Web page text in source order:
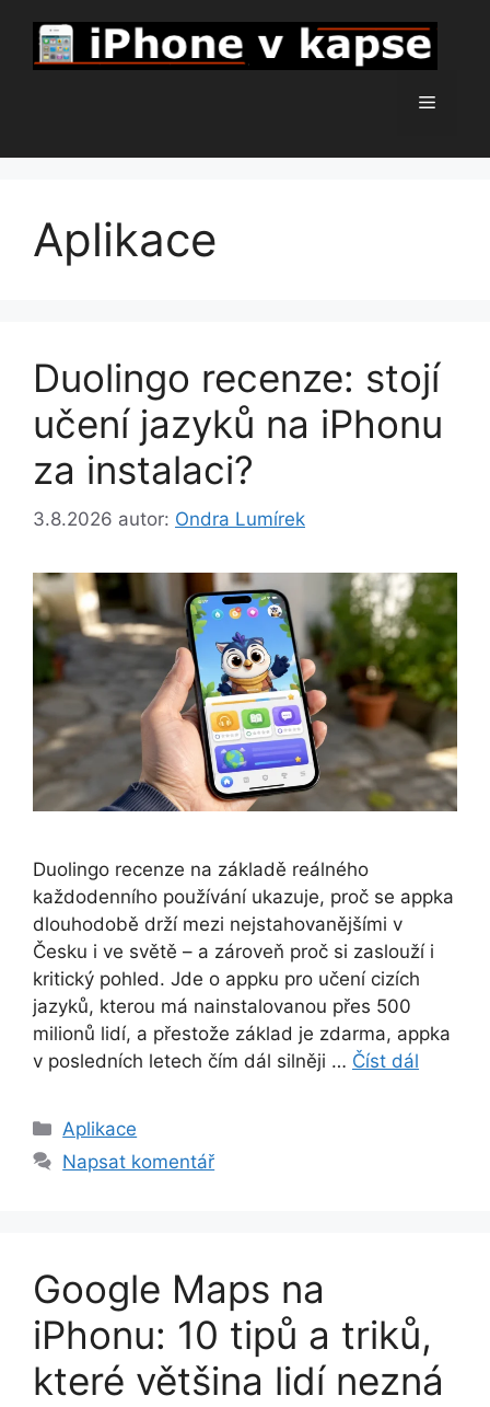
obsah
Menu
Aplikace
Duolingo recenze: stojí
učení jazyků na iPhonu
za instalaci?
3.8.2026 autor: Ondra Lumírek
Duolingo recenze na základě reálného
každodenního používání ukazuje, proč se appka
dlouhodobě drží mezi nejstahovanějšími v
Česku i ve světě – a zároveň proč si zaslouží i
kritický pohled. Jde o appku pro učení cizích
jazyků, kterou má nainstalovanou přes 500
milionů lidí, a přestože základ je zdarma, appka
v posledních letech čím dál silněji … Číst dál
Rubriky
Aplikace
Napsat komentář
Google Maps na
iPhonu: 10 tipů a triků,
které většina lidí nezná